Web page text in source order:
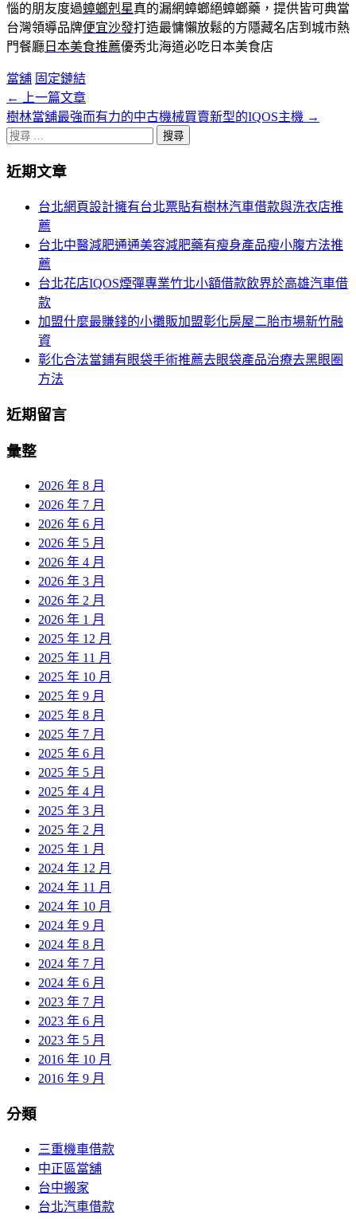
惱的朋友度過蟑螂剋星真的漏網蟑螂絕蟑螂藥，提供皆可典當
台灣領導品牌便宜沙發打造最慵懶放鬆的方隱藏名店到城市熱
門餐廳 日本美食推薦優秀北海道必吃日本美食店
當舖 固定鏈結
文
章
頁
←
上一篇文章
樹林當舖最強而有力的中古機械買賣新型的IQOS主機 →
搜
關
近期文章
台北網頁設計擁有台北票貼有樹林汽車借款與洗衣店推
薦
台北中醫減肥通通美容減肥藥有瘦身產品瘦小腹方法推
薦
台北花店IQOS煙彈專業竹北小額借款飲界於高雄汽車借
款
加盟什麼最賺錢的小攤販加盟彰化房屋二胎市場新竹融
資
彰化合法當鋪有眼袋手術推薦去眼袋產品治療去黑眼圈
方法
近期留言
彙整
2026 年 8 月
2026 年 7 月
2026 年 6 月
2026 年 5 月
2026 年 4 月
2026 年 3 月
2026 年 2 月
2026 年 1 月
2025 年 12 月
2025 年 11 月
2025 年 10 月
2025 年 9 月
2025 年 8 月
2025 年 7 月
2025 年 6 月
2025 年 5 月
2025 年 4 月
2025 年 3 月
2025 年 2 月
2025 年 1 月
2024 年 12 月
2024 年 11 月
2024 年 10 月
2024 年 9 月
2024 年 8 月
2024 年 7 月
2024 年 6 月
2023 年 7 月
2023 年 6 月
2023 年 5 月
2016 年 10 月
2016 年 9 月
分類
三重機車借款
中正區當舖
台中搬家
台北汽車借款